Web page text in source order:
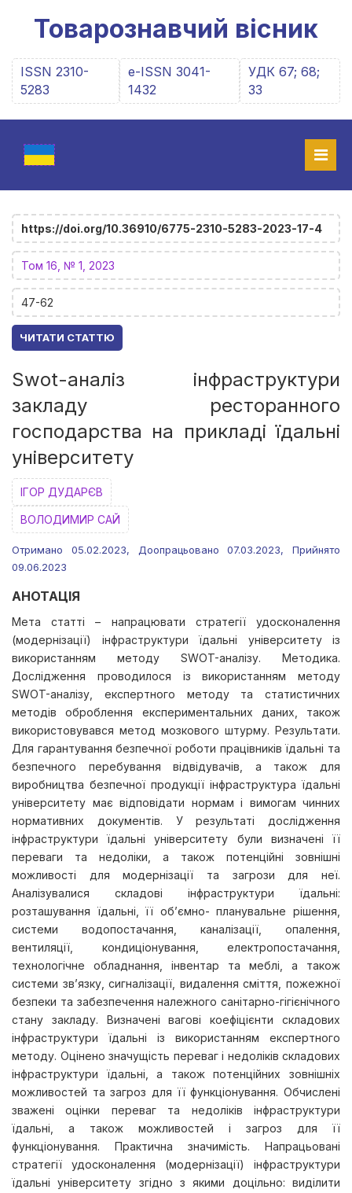
Товарознавчий вісник
ISSN 2310-
5283
e-ISSN 3041-
1432
УДК 67; 68;
33
https://doi.org/10.36910/6775-2310-5283-2023-17-4
Том 16, № 1, 2023
47-62
ЧИТАТИ СТАТТЮ
Swot-аналіз інфраструктури
закладу ресторанного
господарства на прикладі їдальні
університету
ІГОР ДУДАРЄВ
ВОЛОДИМИР САЙ
Отримано 05.02.2023, Доопрацьовано 07.03.2023, Прийнято
09.06.2023
АНОТАЦІЯ
Мета статті – напрацювати стратегії удосконалення
(модернізації) інфраструктури їдальні університету із
використанням методу SWOT-аналізу. Методика.
Дослідження проводилося із використанням методу
SWOT-аналізу, експертного методу та статистичних
методів оброблення експериментальних даних, також
використовувався метод мозкового штурму. Результати.
Для гарантування безпечної роботи працівників їдальні та
безпечного перебування відвідувачів, а також для
виробництва безпечної продукції інфраструктура їдальні
університету має відповідати нормам і вимогам чинних
нормативних документів. У результаті дослідження
інфраструктури їдальні університету були визначені її
переваги та недоліки, а також потенційні зовнішні
можливості для модернізації та загрози для неї.
Аналізувалися складові інфраструктури їдальні:
розташування їдальні, її об’ємно- планувальне рішення,
системи водопостачання, каналізації, опалення,
вентиляції, кондиціонування, електропостачання,
технологічне обладнання, інвентар та меблі, а також
системи зв’язку, сигналізації, видалення сміття, пожежної
безпеки та забезпечення належного санітарно-гігієнічного
стану закладу. Визначені вагові коефіцієнти складових
інфраструктури їдальні із використанням експертного
методу. Оцінено значущість переваг і недоліків складових
інфраструктури їдальні, а також потенційних зовнішніх
можливостей та загроз для її функціонування. Обчислені
зважені оцінки переваг та недоліків інфраструктури
їдальні, а також можливостей і загроз для її
функціонування. Практична значимість. Напрацьовані
стратегії удосконалення (модернізації) інфраструктури
їдальні університету згідно з якими доцільно: виділити